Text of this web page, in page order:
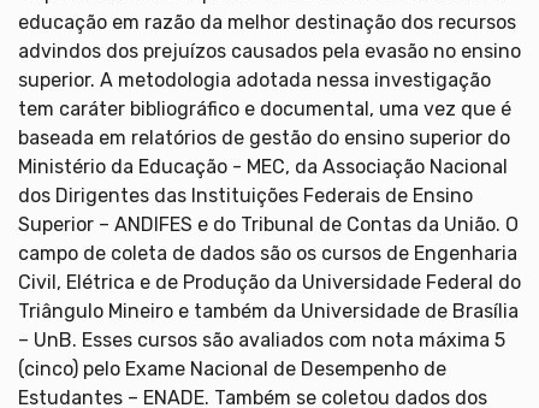
educação em razão da melhor destinação dos recursos
advindos dos prejuízos causados pela evasão no ensino
superior. A metodologia adotada nessa investigação
tem caráter bibliográfico e documental, uma vez que é
baseada em relatórios de gestão do ensino superior do
Ministério da Educação - MEC, da Associação Nacional
dos Dirigentes das Instituições Federais de Ensino
Superior – ANDIFES e do Tribunal de Contas da União. O
campo de coleta de dados são os cursos de Engenharia
Civil, Elétrica e de Produção da Universidade Federal do
Triângulo Mineiro e também da Universidade de Brasília
– UnB. Esses cursos são avaliados com nota máxima 5
(cinco) pelo Exame Nacional de Desempenho de
Estudantes – ENADE. Também se coletou dados dos